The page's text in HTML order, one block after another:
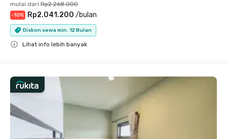
mulai dari Rp2.268.000
-10% Rp2.041.200 /bulan
Diskon sewa min. 12 Bulan
Lihat info lebih banyak